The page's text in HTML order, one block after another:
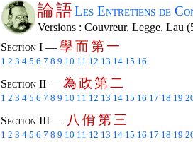
論語Les Entretiens de
Versions : Couvreur, Legge, Lau
Section I — 學而第一
1 2 3 4 5 6 7 8 9 10 11 12 13 14 15 16
Section II — 為政第二
1 2 3 4 5 6 7 8 9 10 11 12 13 14 15 16 17 18 19
Section III — 八 佾第三
1 2 3 4 5 6 7 8 9 10 11 12 13 14 15 16 17 18 19